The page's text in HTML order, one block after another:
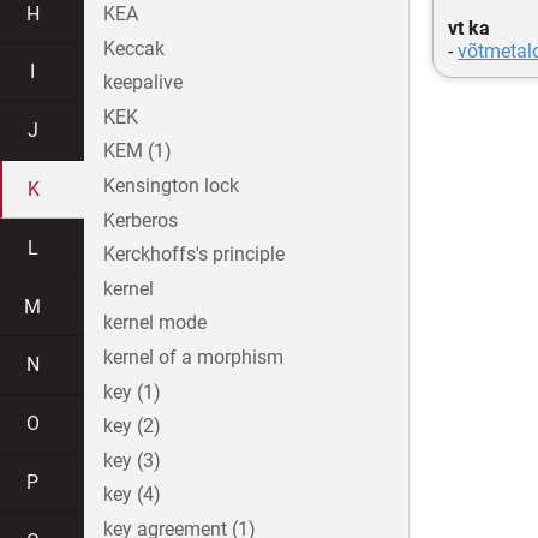
vt ka
-
H
J
K
L
M
N
O
P
KEA
Keccak
keepalive
KEK
KEM (1)
Kensington lock
Kerberos
Kerckhoffs's principle
kernel
kernel mode
kernel of a morphism
key (1)
key (2)
key (3)
key (4)
key agreement (1)